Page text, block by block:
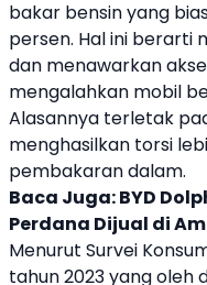
bakar bensin yang
persen. Hal ini berarti
dan menawarkan
mengalahkan mobil
Alasannya terletak
menghasilkan torsi
pembakaran dalam.
Baca Juga:BYD
Perdana Dijual di
Menurut Survei
tahun 2023 yang oleh